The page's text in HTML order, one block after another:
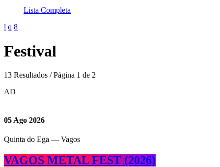
Lista Completa
Festival
13 Resultados / Página 1 de 2
AD
05 Ago 2026
Quinta do Ega — Vagos
VAGOS METAL FEST (2026)